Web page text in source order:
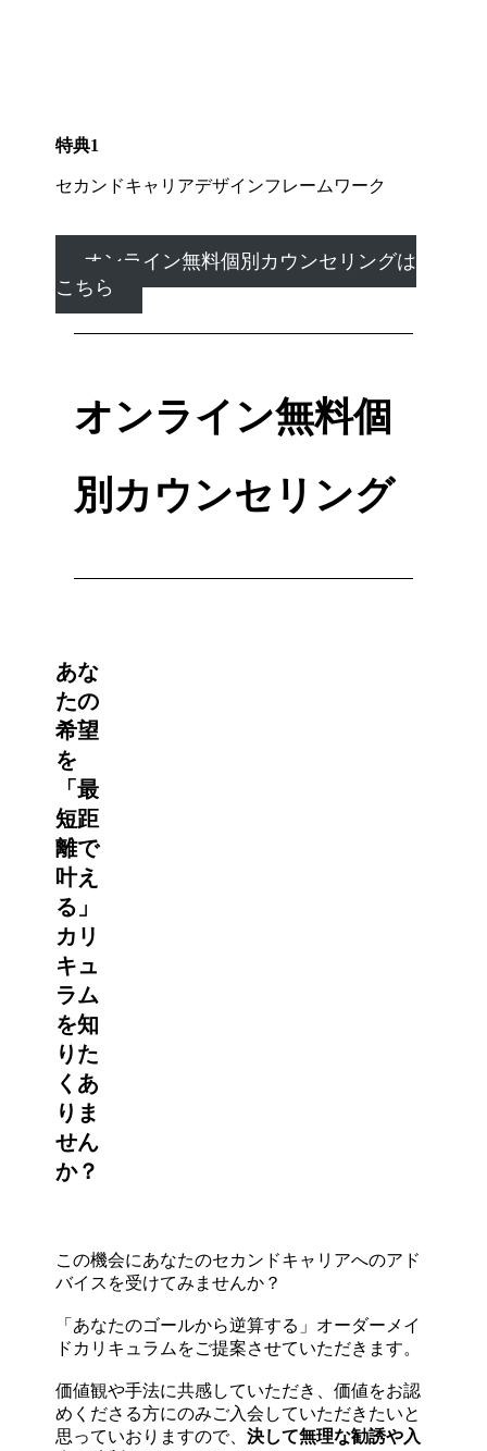
特典1
セカンドキャリアデザインフレームワーク
オンライン無料個別カウンセリングは
こちら
オンライン無料個
別カウンセリング
あな
たの
希望
を
「最
短距
離で
叶え
る」
カリ
キュ
ラム
を知
りた
くあ
りま
せん
か？
この機会にあなたのセカンドキャリアへのアド
バイスを受けてみませんか？
「あなたのゴールから逆算する」オーダーメイ
ドカリキュラムをご提案させていただきます。
価値観や手法に共感していただき、価値をお認
めくださる方にのみご入会していただきたいと
思っていおりますので、決して無理な勧誘や入